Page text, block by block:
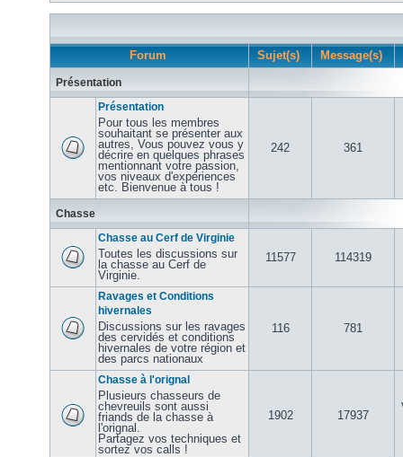
Forum Sujet(s) Message(s)
Présentation
Présentation
Pour tous les membres
souhaitant se présenter aux
autres, Vous pouvez vous y
décrire en quelques phrases
mentionnant votre passion,
vos niveaux d'expériences
etc. Bienvenue à tous !
242 361
Chasse
Chasse au Cerf de Virginie
Toutes les discussions sur
la chasse au Cerf de
Virginie.
11577 114319
Ravages et Conditions
hivernales
Discussions sur les ravages
des cervidés et conditions
hivernales de votre région et
des parcs nationaux
116 781
Chasse à l'orignal
Plusieurs chasseurs de
chevreuils sont aussi
friands de la chasse à
l'orignal.
Partagez vos techniques et
sortez vos calls !
1902 17937